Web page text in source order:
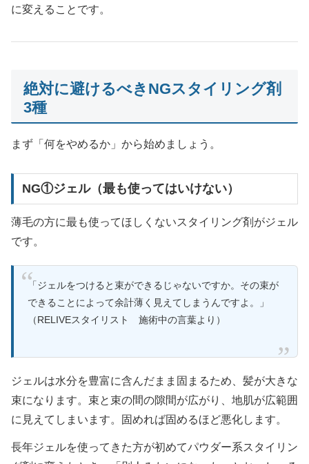
に変えることです。
絶対に避けるべきNGスタイリング剤
3種
まず「何をやめるか」から始めましょう。
NG①ジェル（最も使ってはいけない）
薄毛の方に最も使ってほしくないスタイリング剤がジェル
です。
「ジェルをつけると束ができるじゃないですか。その束が
できることによって余計薄く見えてしまうんですよ。」
（RELIVEスタイリスト 施術中の言葉より）
ジェルは水分を豊富に含んだまま固まるため、髪が大きな
束になります。束と束の間の隙間が広がり、地肌が広範囲
に見えてしまいます。固めれば固めるほど悪化します。
長年ジェルを使ってきた方が初めてパウダー系スタイリン